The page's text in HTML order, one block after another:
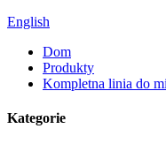
English
Dom
Produkty
Kompletna linia do
Kategorie